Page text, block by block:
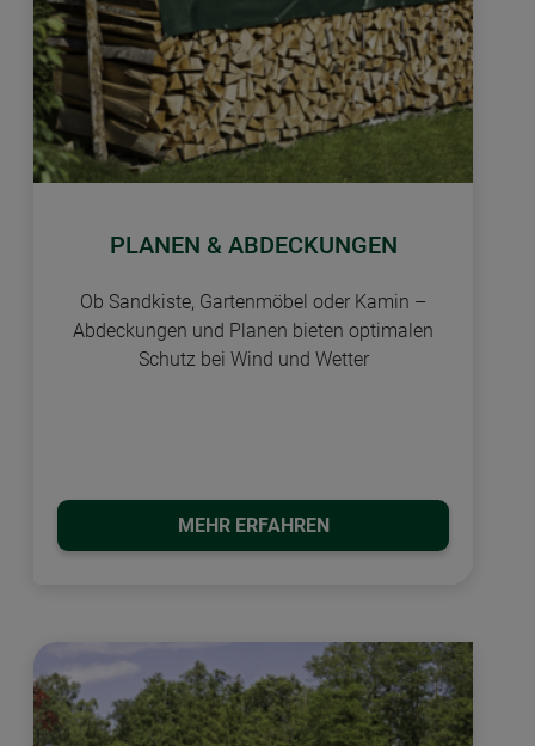
PLANEN & ABDECKUNGEN
Ob Sandkiste, Gartenmöbel oder Kamin –
Abdeckungen und Planen bieten optimalen
Schutz bei Wind und Wetter
MEHR ERFAHREN